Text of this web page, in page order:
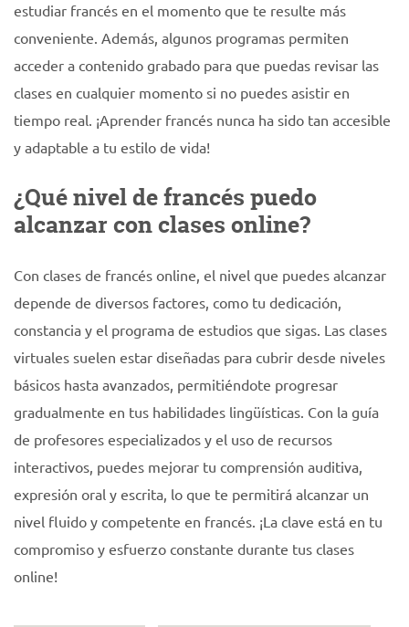
estudiar francés en el momento que te resulte más
conveniente. Además, algunos programas permiten
acceder a contenido grabado para que puedas revisar las
clases en cualquier momento si no puedes asistir en
tiempo real. ¡Aprender francés nunca ha sido tan accesible
y adaptable a tu estilo de vida!
¿Qué nivel de francés puedo
alcanzar con clases online?
Con clases de francés online, el nivel que puedes alcanzar
depende de diversos factores, como tu dedicación,
constancia y el programa de estudios que sigas. Las clases
virtuales suelen estar diseñadas para cubrir desde niveles
básicos hasta avanzados, permitiéndote progresar
gradualmente en tus habilidades lingüísticas. Con la guía
de profesores especializados y el uso de recursos
interactivos, puedes mejorar tu comprensión auditiva,
expresión oral y escrita, lo que te permitirá alcanzar un
nivel fluido y competente en francés. ¡La clave está en tu
compromiso y esfuerzo constante durante tus clases
online!